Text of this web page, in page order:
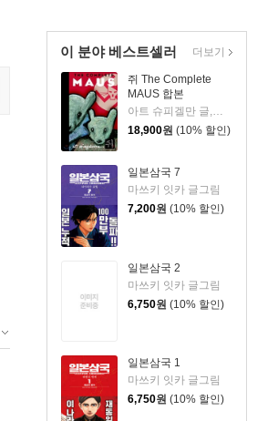
이 분야 베스트셀러
쥐 The Complete
MAUS 합본
아트 슈피겔만 글,그림
18,900원 (10% 할인)
일본삼국 7
마쓰키 잇카 글그림
7,200원 (10% 할인)
일본삼국 2
마쓰키 잇카 글그림
6,750원 (10% 할인)
일본삼국 1
마쓰키 잇카 글그림
6,750원 (10% 할인)
더보기